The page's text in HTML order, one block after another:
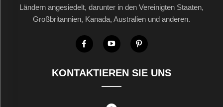
Ländern angesiedelt, darunter in den Vereinigten Staaten,
Großbritannien, Kanada, Australien und anderen.
KONTAKTIEREN SIE UNS